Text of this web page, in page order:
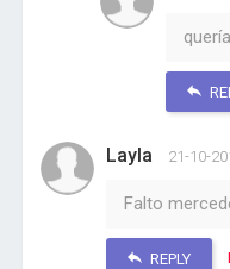
Layla 21-10-
Falto
REPLY